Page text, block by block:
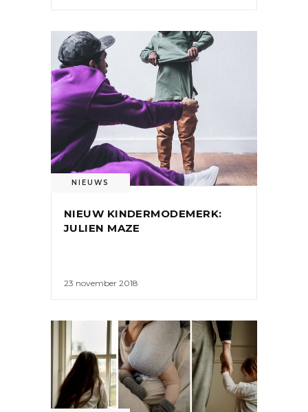
NIEUWS
NIEUW KINDERMODEMERK:
JULIEN MAZE
23 november 2018